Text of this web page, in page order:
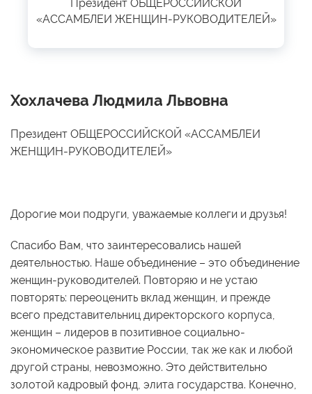
Президент ОБЩЕРОССИЙСКОЙ
«АССАМБЛЕИ ЖЕНЩИН-РУКОВОДИТЕЛЕЙ»
Хохлачева Людмила Львовна
Президент ОБЩЕРОССИЙСКОЙ «АССАМБЛЕИ
ЖЕНЩИН-РУКОВОДИТЕЛЕЙ»
Дорогие мои подруги, уважаемые коллеги и друзья!
Спасибо Вам, что заинтересовались нашей
деятельностью. Наше объединение – это объединение
женщин-руководителей. Повторяю и не устаю
повторять: переоценить вклад женщин, и прежде
всего представительниц директорского корпуса,
женщин – лидеров в позитивное социально-
экономическое развитие России, так же как и любой
другой страны, невозможно. Это действительно
золотой кадровый фонд, элита государства. Конечно,